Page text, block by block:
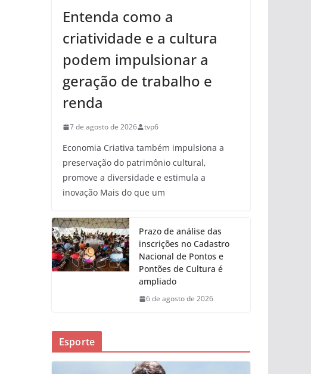
Entenda como a
criatividade e a cultura
podem impulsionar a
geração de trabalho e
renda
7 de agosto de 2026 tvp6
Economia Criativa também impulsiona a
preservação do patrimônio cultural,
promove a diversidade e estimula a
inovação Mais do que um
Prazo de análise das
inscrições no Cadastro
Nacional de Pontos e
Pontões de Cultura é
ampliado
6 de agosto de 2026
Esporte